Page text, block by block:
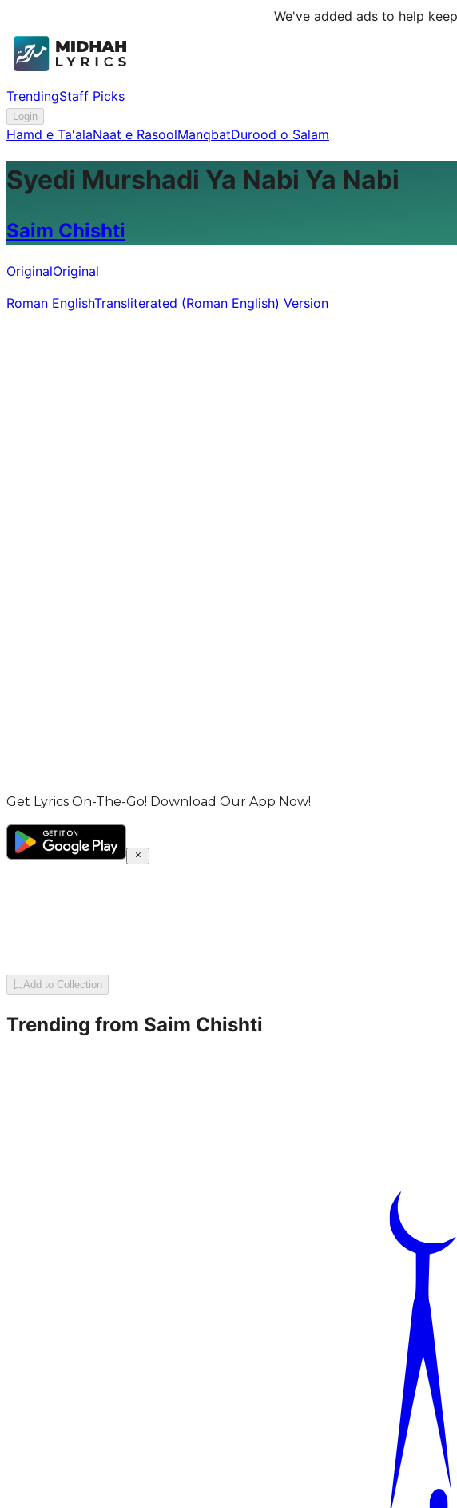
We've added ads to help
TrendingStaff Picks
Login
Hamd e Ta'alaNaat e RasoolManqbatDurood o Salam
Syedi Murshadi Ya Nabi Ya Nabi
Saim Chishti
OriginalOriginal
Roman EnglishTransliterated (Roman English) Version
Get Lyrics On-The-Go! Download Our App Now!
Add to Collection
Trending from Saim Chishti